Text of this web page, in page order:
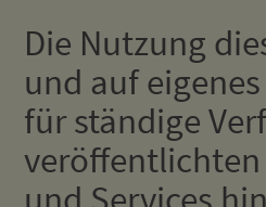
Die Nutzung
und auf
für ständige
veröffentlichten